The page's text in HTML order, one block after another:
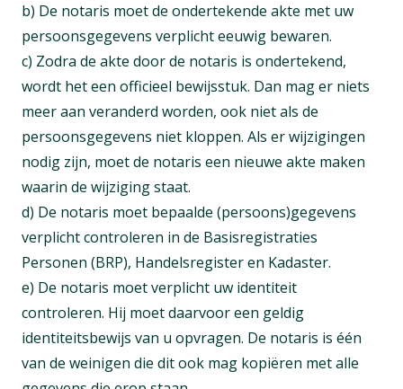
b) De notaris moet de ondertekende akte met uw
persoonsgegevens verplicht eeuwig bewaren.
c) Zodra de akte door de notaris is ondertekend,
wordt het een officieel bewijsstuk. Dan mag er niets
meer aan veranderd worden, ook niet als de
persoonsgegevens niet kloppen. Als er wijzigingen
nodig zijn, moet de notaris een nieuwe akte maken
waarin de wijziging staat.
d) De notaris moet bepaalde (persoons)gegevens
verplicht controleren in de Basisregistraties
Personen (BRP), Handelsregister en Kadaster.
e) De notaris moet verplicht uw identiteit
controleren. Hij moet daarvoor een geldig
identiteitsbewijs van u opvragen. De notaris is één
van de weinigen die dit ook mag kopiëren met alle